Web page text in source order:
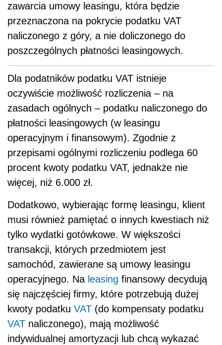
zawarcia umowy leasingu, która będzie
przeznaczona na pokrycie podatku VAT
naliczonego z góry, a nie doliczonego do
poszczególnych płatności leasingowych.
Dla podatników podatku VAT istnieje
oczywiście możliwość rozliczenia – na
zasadach ogólnych – podatku naliczonego do
płatności leasingowych (w leasingu
operacyjnym i finansowym). Zgodnie z
przepisami ogólnymi rozliczeniu podlega 60
procent kwoty podatku VAT, jednakże nie
więcej, niż 6.000 zł.
Dodatkowo, wybierając formę leasingu, klient
musi również pamiętać o innych kwestiach niż
tylko wydatki gotówkowe. W większości
transakcji, których przedmiotem jest
samochód, zawierane są umowy leasingu
operacyjnego. Na leasing finansowy decydują
się najczęściej firmy, które potrzebują dużej
kwoty podatku VAT (do kompensaty podatku
VAT naliczonego), mają możliwość
indywidualnej amortyzacji lub chcą wykazać